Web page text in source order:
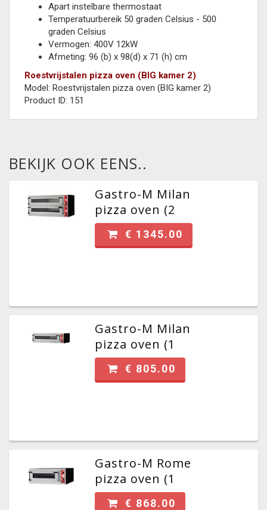
Apart instelbare thermostaat
Temperatuurbereik 50 graden Celsius - 500
graden Celsius
Vermogen: 400V 12kW
Afmeting: 96 (b) x 98(d) x 71 (h) cm
Roestvrijstalen pizza oven (BIG kamer 2)
Model: Roestvrijstalen pizza oven (BIG kamer 2)
Product ID: 151
BEKIJK OOK EENS..
Gastro-M Milan
pizza oven (2
kamers/6 pizza's)
€ 1345.00
Gastro-M Milan
pizza oven (1
kamer/3 pizza's)
€ 805.00
Gastro-M Rome
pizza oven (1
kamer/4 pizza's)
€ 868.00